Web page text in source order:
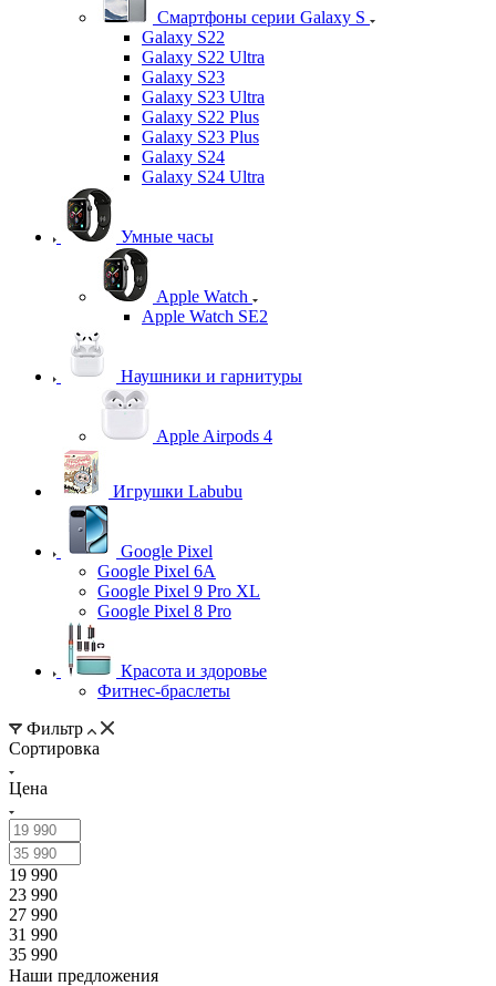
Смартфоны серии Galaxy S
Galaxy S22
Galaxy S22 Ultra
Galaxy S23
Galaxy S23 Ultra
Galaxy S22 Plus
Galaxy S23 Plus
Galaxy S24
Galaxy S24 Ultra
Умные часы
Apple Watch
Apple Watch SE2
Наушники и гарнитуры
Apple Airpods 4
Игрушки Labubu
Google Pixel
Google Pixel 6A
Google Pixel 9 Pro XL
Google Pixel 8 Pro
Красота и здоровье
Фитнес-браслеты
Фильтр
Сортировка
Цена
19 990
23 990
27 990
31 990
35 990
Наши предложения